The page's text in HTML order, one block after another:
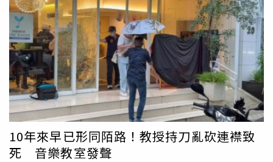
擁有亮眼學經歷。鄰居表示，紀男曾赴美求學，返國後投入
音樂教育，待人和善、熱心公益，案發當天上午還如往常接
送孩子，下午卻傳出遭殺害噩耗；其妻更是國內知名音樂
家，曾赴美取得鋼琴演奏碩士及博士學位，也曾擔任陽明交
通大學客座教授，在音樂界頗具知名度。命案發生後，音樂
教室在臉書公告，將暫停營業至7月24日，並表示會持續關
心學生及家長需求，妥善安排後續課程。貼文下方湧入大批
家長及網友留言追思，「謝謝紀老闆對學生及家長的照
顧」、「他真的很溫暖、很專業」、「怎麼會發生這種事，
請家人節哀保重」，字字句句都流露對紀男的不捨與哀悼。
10年來早已形同陌路！教授持刀亂砍連襟致
死 音樂教室發聲